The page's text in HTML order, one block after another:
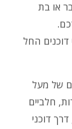
או בת
דוכנים החל
של מעל
חלביים
דוכני